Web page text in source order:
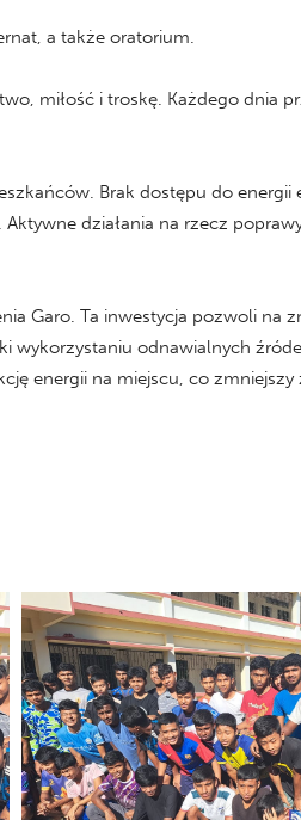
a także oratorium.
miłość i troskę. Każdego dnia
Brak dostępu do energii
działania na rzecz
Garo. Ta inwestycja pozwoli na
wykorzystaniu odnawialnych
energii na miejscu, co zmniejszy